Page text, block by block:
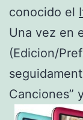
conocido el
Una vez en
(Edicion/
Canciones”